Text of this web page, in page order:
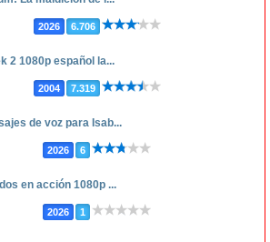
2026 6.706
2 1080p español la...
2004 7.319
de voz para Isab...
2026 6
en acción 1080p ...
2026 1